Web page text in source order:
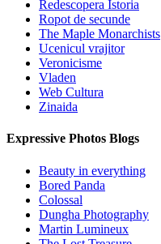
Redescopera Istoria
Ropot de secunde
The Maple Monarchists
Ucenicul vrajitor
Veronicisme
Vladen
Web Cultura
Zinaida
Expressive Photos Blogs
Beauty in everything
Bored Panda
Colossal
Dungha Photography
Martin Lumineux